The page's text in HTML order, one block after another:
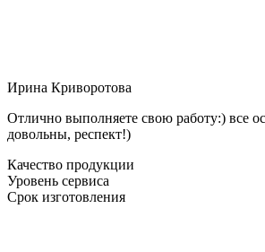
Ирина Криворотова
Отлично выполняете свою работу:) все
довольны, респект!)
Качество продукции
Уровень сервиса
Срок изготовления